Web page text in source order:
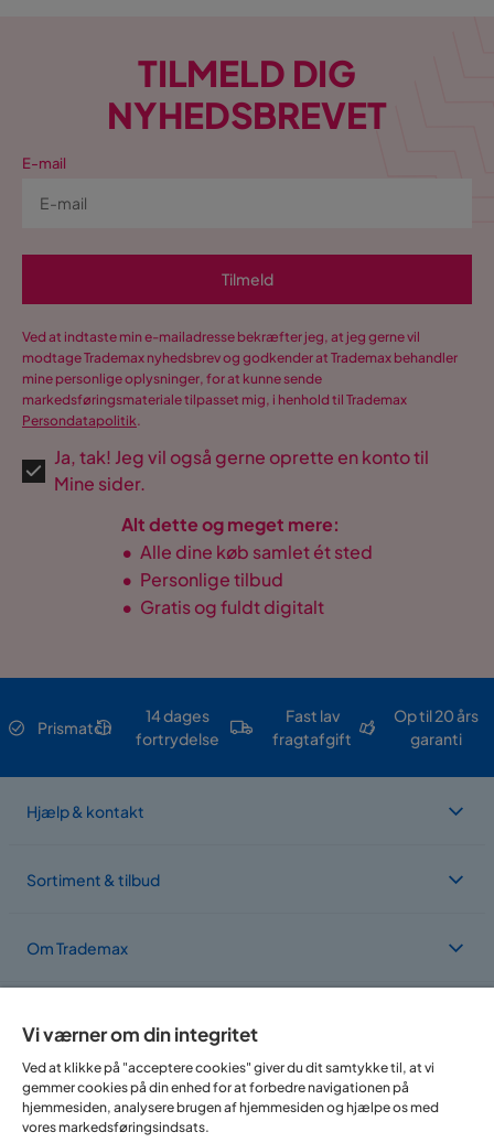
TILMELD DIG
NYHEDSBREVET
E-mail
Tilmeld
Ved at indtaste min e-mailadresse bekræfter jeg, at jeg gerne vil
modtage Trademax nyhedsbrev og godkender at Trademax behandler
mine personlige oplysninger, for at kunne sende
markedsføringsmateriale tilpasset mig, i henhold til Trademax
Persondatapolitik.
Ja, tak! Jeg vil også gerne oprette en konto til
Mine sider.
Alt dette og meget mere:
• Alle dine køb samlet ét sted
• Personlige tilbud
• Gratis og fuldt digitalt
Prismatch
14 dages
fortrydelse
Fast lav
fragtafgift
Op til 20 års
garanti
Hjælp & kontakt
Sortiment & tilbud
Om Trademax
Vi findes i flere forskellige lande
Vi værner om din integritet
Ved at klikke på "acceptere cookies" giver du dit samtykke til, at vi
gemmer cookies på din enhed for at forbedre navigationen på
hjemmesiden, analysere brugen af hjemmesiden og hjælpe os med
vores markedsføringsindsats.